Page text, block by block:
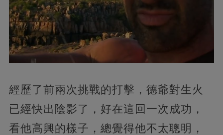
經歷了前兩次挑戰的打擊，德爺對生火
已經快出陰影了，好在這回一次成功，
看他高興的樣子，總覺得他不太聰明，